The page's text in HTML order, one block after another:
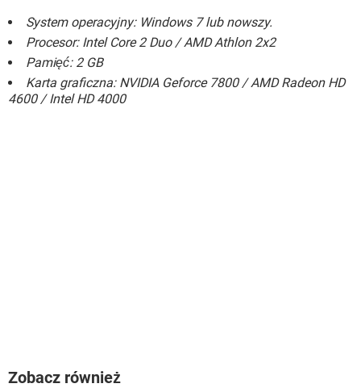
System operacyjny: Windows 7 lub nowszy.
Procesor: Intel Core 2 Duo / AMD Athlon 2x2
Pamięć: 2 GB
Karta graficzna: NVIDIA Geforce 7800 / AMD Radeon HD
4600 / Intel HD 4000
Zobacz również